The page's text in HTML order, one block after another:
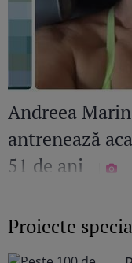
Andreea
antrenează
51 de ani
Proiecte